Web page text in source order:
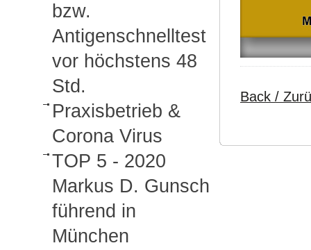
bzw.
Antigenschnelltest
vor höchstens 48
Std.
Praxisbetrieb &
Corona Virus
TOP 5 - 2020
Markus D. Gunsch
führend in
München
Back /